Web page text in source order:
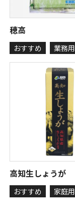
穂高
おすすめ 業務用
高知生しょうが
おすすめ 家庭用